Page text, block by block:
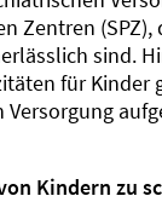
Zentren (SPZ),
sind.
für Kinder
Kindern zu